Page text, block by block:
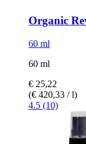
Organic
60 ml
60 ml
€ 25,22
(€ 420,33 / l)
4.5 (10)